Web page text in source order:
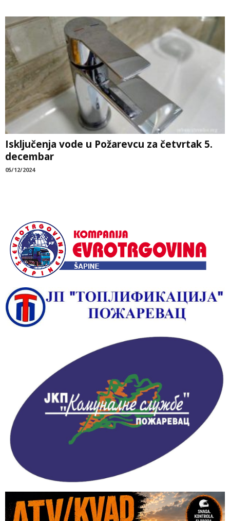
Isključenja vode u Požarevcu za četvrtak 5.
decembar
05/12/2024